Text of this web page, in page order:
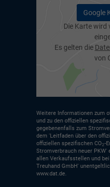
Google
Die Karte wird
Es gelten die
von
Weitere Informationen zum
und zu den offiziellen
gegebenenfalls zum
dem 'Leitfaden über den
offiziellen spezifischen CO2-
Stromverbrauch neuer PKW'
allen Verkaufsstellen und
Treuhand GmbH'
www.dat.de.